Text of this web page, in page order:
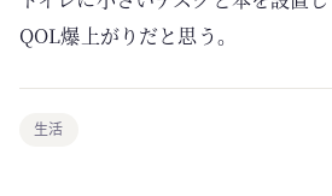
QOL爆上がりだと思う。
生活